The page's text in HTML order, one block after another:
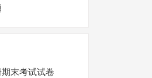
末考试试卷